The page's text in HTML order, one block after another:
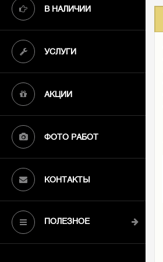
В НАЛИЧИИ
УСЛУГИ
АКЦИИ
ФОТО РАБОТ
КОНТАКТЫ
ПОЛЕЗНОЕ